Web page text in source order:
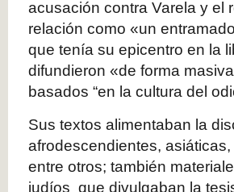
acusación contra Varela y el
relación como «un
que tenía su epicentro en la
difundieron «de forma
basados “en la cultura del
Sus textos alimentaban la
afrodescendientes,
entre otros; también
judíos que divulgaban la